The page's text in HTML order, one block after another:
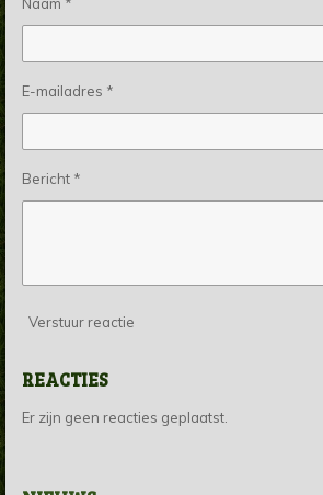
E-mailadres *
Bericht *
Verstuur reactie
REACTIES
Er zijn geen reacties geplaatst.